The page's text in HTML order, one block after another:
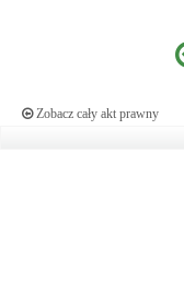
Zobacz cały akt prawny